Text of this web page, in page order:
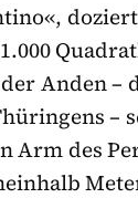
Anden –
–
Arm des